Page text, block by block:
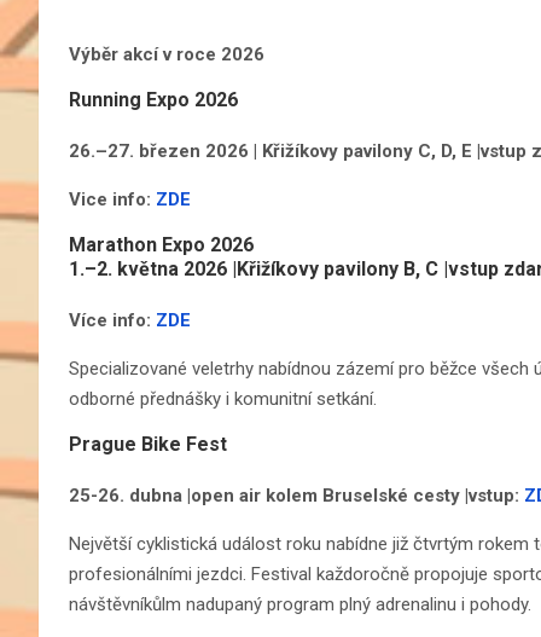
Výběr akcí v roce 2026
Running Expo 2026
26.–27. březen 2026 Křižíkovy pavilony C, D, E |vstup
Vice info: ZDE
Marathon Expo 2026
1.–2. května 2026 |Křižíkovy pavilony B, C |vstup
Více info: ZDE
Specializované veletrhy nabídnou zázemí pro běžce
odborné přednášky i komunitní setkání.
Prague Bike Fest
25-26. dubna |open air kolem Bruselské cesty |vstup:
Největší cyklistická událost roku nabídne již čtvrtým
profesionálními jezdci. Festival každoročně propojuje
návštěvníkůlm nadupaný program plný adrenalinu i pohody.